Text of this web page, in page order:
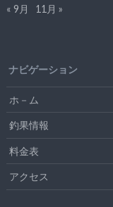
« 9月
11月 »
ナビゲーション
ホ－ム
釣果情報
料金表
アクセス